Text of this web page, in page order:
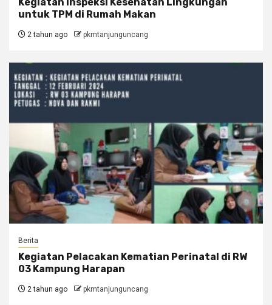
untuk TPM di Rumah Makan
2 tahun ago pkmtanjunguncang
Berita
Kegiatan Pelacakan Kematian Perinatal di RW
03 Kampung Harapan
2 tahun ago pkmtanjunguncang